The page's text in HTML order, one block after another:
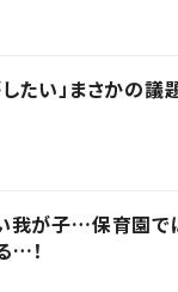
たい」まさかの
我が子…保育園で
…！